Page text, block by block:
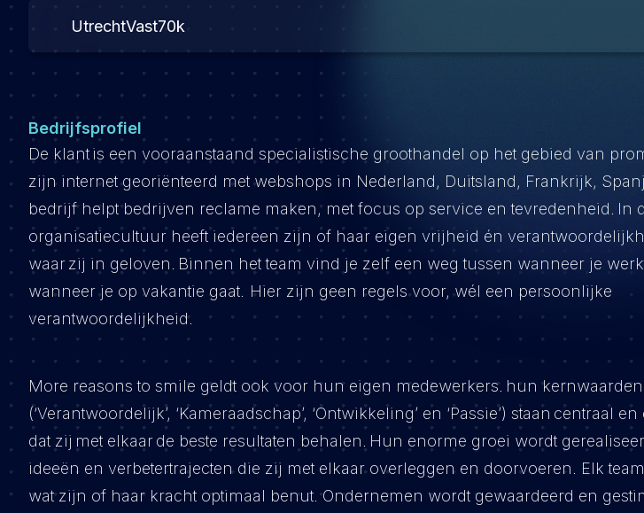
UtrechtVast70k
Bedrijfsprofiel
De klant is een vooraanstaand specialistische groothandel op het gebied van
zijn internet georiënteerd met webshops in Nederland, Duitsland, Frankrijk,
bedrijf helpt bedrijven reclame maken, met focus op service en tevredenheid. In
organisatiecultuur heeft iedereen zijn of haar eigen vrijheid én
waar zij in geloven. Binnen het team vind je zelf een weg tussen wanneer je
wanneer je op vakantie gaat. Hier zijn geen regels voor, wél een persoonlijke
verantwoordelijkheid.
More reasons to smile geldt ook voor hun eigen medewerkers. hun kernwaarden
(‘Verantwoordelijk’, ‘Kameraadschap’, ‘Ontwikkeling’ en ‘Passie’) staan centraal
dat zij met elkaar de beste resultaten behalen. Hun enorme groei wordt
ideeën en verbetertrajecten die zij met elkaar overleggen en doorvoeren. Elk
wat zijn of haar kracht optimaal benut. Ondernemen wordt gewaardeerd en